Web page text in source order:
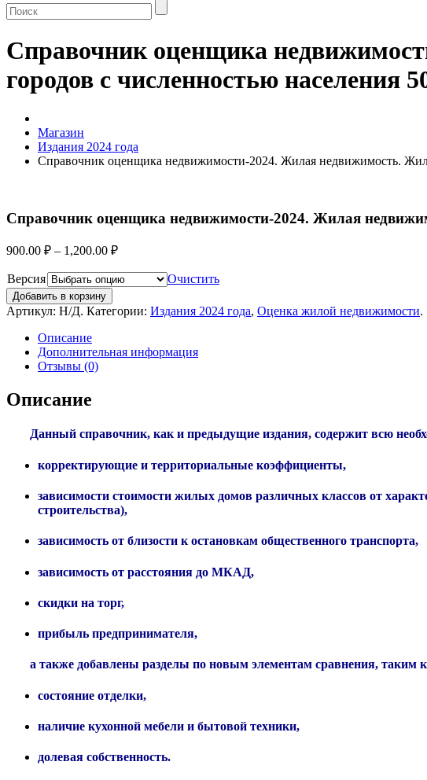
Справочник оценщика
городов с численностью населения
Магазин
Издания 2024 года
Справочник оценщика недвижимости-2024. Жилая недвижимость.
Справочник оценщика недвижимости-2024. Жилая
900.00 ₽ – 1,200.00 ₽
Версия Очистить
Добавить в корзину
Артикул: Н/Д. Категории: Издания 2024 года, Оценка жилой недвижимости.
Описание
Дополнительная информация
Отзывы (0)
Описание
Данный справочник, как и предыдущие издания, содержит всю
корректирующие и территориальные коэффициенты,
зависимости стоимости жилых домов различных классов от
строительства),
зависимость от близости к остановкам общественного транспорта,
зависимость от расстояния до МКАД,
скидки на торг,
прибыль предпринимателя,
а также добавлены разделы по новым элементам сравнения, таким
состояние отделки,
наличие кухонной мебели и бытовой техники,
долевая собственность.